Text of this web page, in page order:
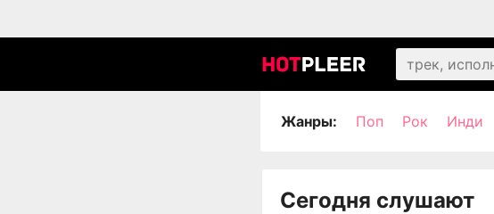
Жанры: Поп Рок Инди
Сегодня слушают